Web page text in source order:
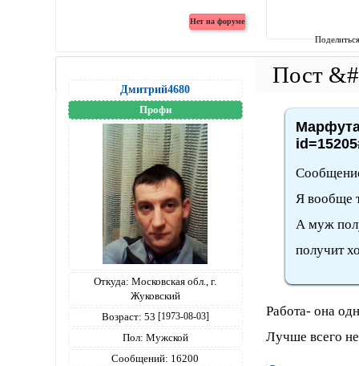
Дмитрий4680
Профи
Откуда: Московская обл., г.
Жуковский
Возраст: 53 [1973-08-03]
Пол: Мужской
Сообщений: 16200
Я вообще
А муж
получит
Работа- она
Лучше всего